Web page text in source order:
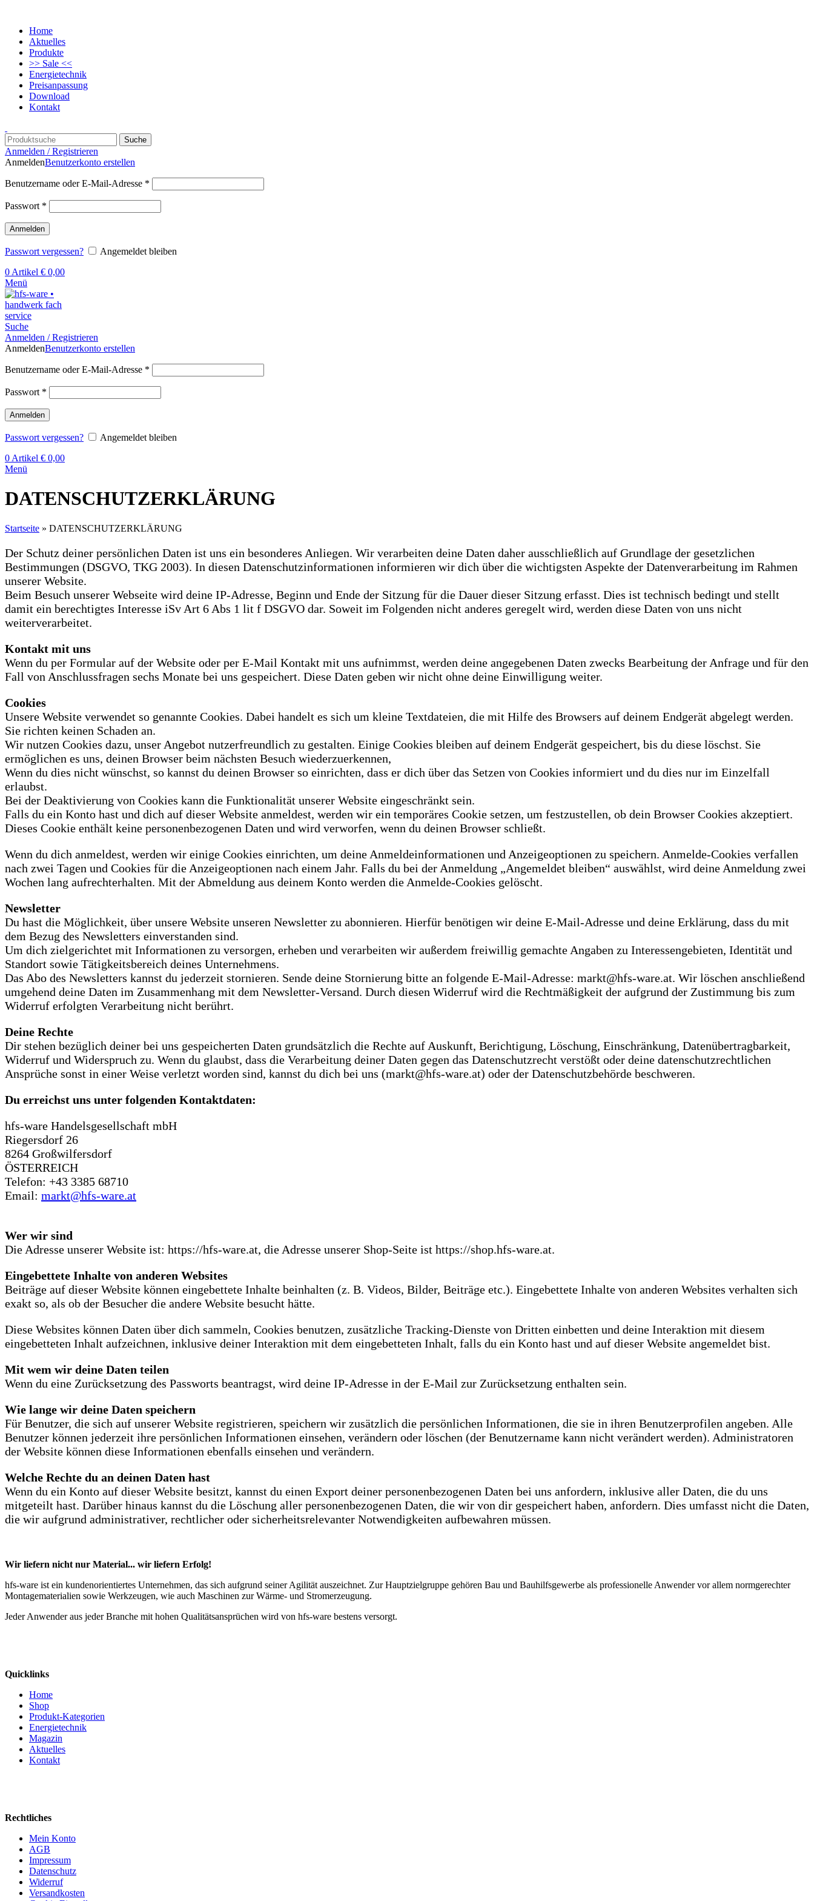
Home
Aktuelles
Produkte
>> Sale <<
Energietechnik
Preisanpassung
Download
Kontakt
Suche
Anmelden / Registrieren
AnmeldenBenutzerkonto erstellen
Benutzername oder E-Mail-Adresse *
Passwort *
Anmelden
Passwort vergessen?
Angemeldet bleiben
0 Artikel € 0,00
Menü
Suche
Anmelden / Registrieren
AnmeldenBenutzerkonto erstellen
Benutzername oder E-Mail-Adresse *
Passwort *
Anmelden
Passwort vergessen?
Angemeldet bleiben
0 Artikel € 0,00
Menü
DATENSCHUTZERKLÄRUNG
Startseite » DATENSCHUTZERKLÄRUNG
Der Schutz deiner persönlichen Daten ist uns ein besonderes Anliegen. Wir verarbeiten deine Daten daher ausschließlich auf Grundlage der gesetzlichen
Bestimmungen (DSGVO, TKG 2003). In diesen Datenschutzinformationen informieren wir dich über die wichtigsten Aspekte der Datenverarbeitung im Rahmen
unserer Website.
Beim Besuch unserer Webseite wird deine IP-Adresse, Beginn und Ende der Sitzung für die Dauer dieser Sitzung erfasst. Dies ist technisch bedingt und stellt
damit ein berechtigtes Interesse iSv Art 6 Abs 1 lit f DSGVO dar. Soweit im Folgenden nicht anderes geregelt wird, werden diese Daten von uns nicht
weiterverarbeitet.
Kontakt mit uns
Wenn du per Formular auf der Website oder per E-Mail Kontakt mit uns aufnimmst, werden deine angegebenen Daten zwecks Bearbeitung der Anfrage und für den
Fall von Anschlussfragen sechs Monate bei uns gespeichert. Diese Daten geben wir nicht ohne deine Einwilligung weiter.
Cookies
Unsere Website verwendet so genannte Cookies. Dabei handelt es sich um kleine Textdateien, die mit Hilfe des Browsers auf deinem Endgerät abgelegt werden.
Sie richten keinen Schaden an.
Wir nutzen Cookies dazu, unser Angebot nutzerfreundlich zu gestalten. Einige Cookies bleiben auf deinem Endgerät gespeichert, bis du diese löschst. Sie
ermöglichen es uns, deinen Browser beim nächsten Besuch wiederzuerkennen,
Wenn du dies nicht wünschst, so kannst du deinen Browser so einrichten, dass er dich über das Setzen von Cookies informiert und du dies nur im Einzelfall
erlaubst.
Bei der Deaktivierung von Cookies kann die Funktionalität unserer Website eingeschränkt sein.
Falls du ein Konto hast und dich auf dieser Website anmeldest, werden wir ein temporäres Cookie setzen, um festzustellen, ob dein Browser Cookies akzeptiert.
Dieses Cookie enthält keine personenbezogenen Daten und wird verworfen, wenn du deinen Browser schließt.
Wenn du dich anmeldest, werden wir einige Cookies einrichten, um deine Anmeldeinformationen und Anzeigeoptionen zu speichern. Anmelde-Cookies verfallen
nach zwei Tagen und Cookies für die Anzeigeoptionen nach einem Jahr. Falls du bei der Anmeldung „Angemeldet bleiben“ auswählst, wird deine Anmeldung zwei
Wochen lang aufrechterhalten. Mit der Abmeldung aus deinem Konto werden die Anmelde-Cookies gelöscht.
Newsletter
Du hast die Möglichkeit, über unsere Website unseren Newsletter zu abonnieren. Hierfür benötigen wir deine E-Mail-Adresse und deine Erklärung, dass du mit
dem Bezug des Newsletters einverstanden sind.
Um dich zielgerichtet mit Informationen zu versorgen, erheben und verarbeiten wir außerdem freiwillig gemachte Angaben zu Interessengebieten, Identität und
Standort sowie Tätigkeitsbereich deines Unternehmens.
Das Abo des Newsletters kannst du jederzeit stornieren. Sende deine Stornierung bitte an folgende E-Mail-Adresse: markt@hfs-ware.at. Wir löschen anschließend
umgehend deine Daten im Zusammenhang mit dem Newsletter-Versand. Durch diesen Widerruf wird die Rechtmäßigkeit der aufgrund der Zustimmung bis zum
Widerruf erfolgten Verarbeitung nicht berührt.
Deine Rechte
Dir stehen bezüglich deiner bei uns gespeicherten Daten grundsätzlich die Rechte auf Auskunft, Berichtigung, Löschung, Einschränkung, Datenübertragbarkeit,
Widerruf und Widerspruch zu. Wenn du glaubst, dass die Verarbeitung deiner Daten gegen das Datenschutzrecht verstößt oder deine datenschutzrechtlichen
Ansprüche sonst in einer Weise verletzt worden sind, kannst du dich bei uns (markt@hfs-ware.at) oder der Datenschutzbehörde beschweren.
Du erreichst uns unter folgenden Kontaktdaten:
hfs-ware Handelsgesellschaft mbH
Riegersdorf 26
8264 Großwilfersdorf
ÖSTERREICH
Telefon: +43 3385 68710
Email: markt@hfs-ware.at
Wer wir sind
Die Adresse unserer Website ist: https://hfs-ware.at, die Adresse unserer Shop-Seite ist https://shop.hfs-ware.at.
Eingebettete Inhalte von anderen Websites
Beiträge auf dieser Website können eingebettete Inhalte beinhalten (z. B. Videos, Bilder, Beiträge etc.). Eingebettete Inhalte von anderen Websites verhalten sich
exakt so, als ob der Besucher die andere Website besucht hätte.
Diese Websites können Daten über dich sammeln, Cookies benutzen, zusätzliche Tracking-Dienste von Dritten einbetten und deine Interaktion mit diesem
eingebetteten Inhalt aufzeichnen, inklusive deiner Interaktion mit dem eingebetteten Inhalt, falls du ein Konto hast und auf dieser Website angemeldet bist.
Mit wem wir deine Daten teilen
Wenn du eine Zurücksetzung des Passworts beantragst, wird deine IP-Adresse in der E-Mail zur Zurücksetzung enthalten sein.
Wie lange wir deine Daten speichern
Für Benutzer, die sich auf unserer Website registrieren, speichern wir zusätzlich die persönlichen Informationen, die sie in ihren Benutzerprofilen angeben. Alle
Benutzer können jederzeit ihre persönlichen Informationen einsehen, verändern oder löschen (der Benutzername kann nicht verändert werden). Administratoren
der Website können diese Informationen ebenfalls einsehen und verändern.
Welche Rechte du an deinen Daten hast
Wenn du ein Konto auf dieser Website besitzt, kannst du einen Export deiner personenbezogenen Daten bei uns anfordern, inklusive aller Daten, die du uns
mitgeteilt hast. Darüber hinaus kannst du die Löschung aller personenbezogenen Daten, die wir von dir gespeichert haben, anfordern. Dies umfasst nicht die Daten,
die wir aufgrund administrativer, rechtlicher oder sicherheitsrelevanter Notwendigkeiten aufbewahren müssen.
Wir liefern nicht nur Material... wir liefern Erfolg!
hfs-ware ist ein kundenorientiertes Unternehmen, das sich aufgrund seiner Agilität auszeichnet. Zur Hauptzielgruppe gehören Bau und Bauhilfsgewerbe als professionelle Anwender vor allem normgerechter
Montagematerialien sowie Werkzeugen, wie auch Maschinen zur Wärme- und Stromerzeugung.
Jeder Anwender aus jeder Branche mit hohen Qualitätsansprüchen wird von hfs-ware bestens versorgt.
Quicklinks
Home
Shop
Produkt-Kategorien
Energietechnik
Magazin
Aktuelles
Kontakt
Rechtliches
Mein Konto
AGB
Impressum
Datenschutz
Widerruf
Versandkosten